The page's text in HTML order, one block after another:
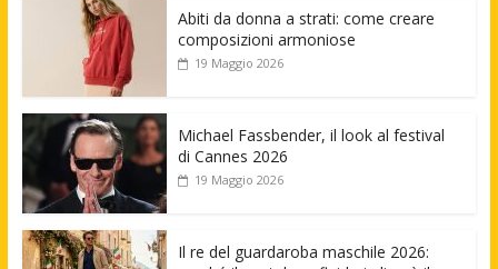
Abiti da donna a strati: come creare
composizioni armoniose
19 Maggio 2026
Michael Fassbender, il look al festival
di Cannes 2026
19 Maggio 2026
Il re del guardaroba maschile 2026: